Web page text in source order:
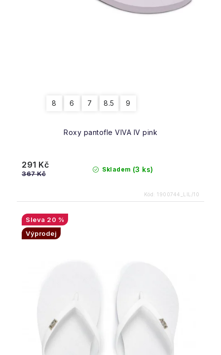
Roxy pantofle VIVA IV pink
8 6 7 8.5 9
Skladem (3 ks)
291 Kč
367 Kč
Kód: 1900744_LIL/10
20 %
Výprodej